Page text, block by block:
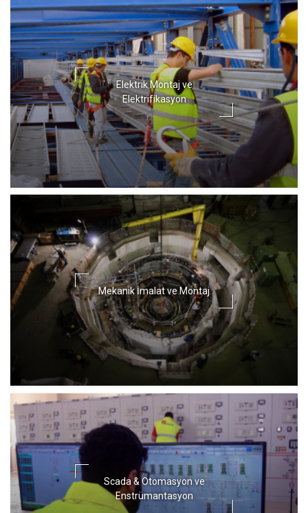
Elektrik Montaj ve
Elektrifikasyon
Mekanik İmalat ve Montaj
Scada & Otomasyon ve
Enstrümantasyon